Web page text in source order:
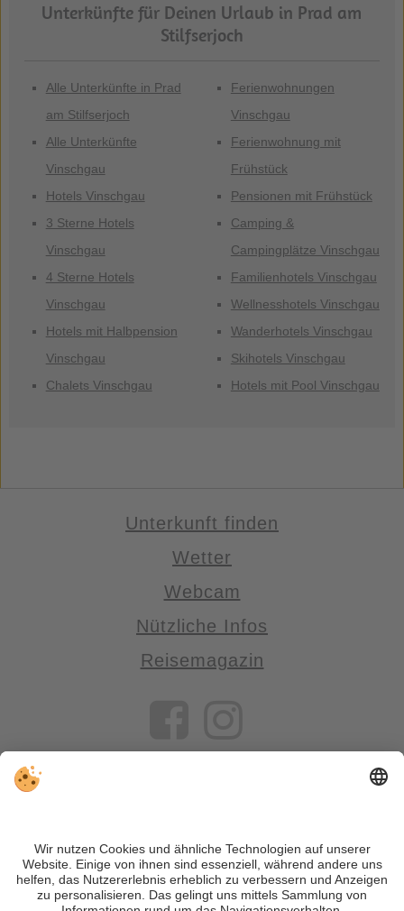
Unterkünfte für Deinen Urlaub in Prad am
Stilfserjoch
Alle Unterkünfte in Prad
am Stilfserjoch
Alle Unterkünfte
Vinschgau
Hotels Vinschgau
3 Sterne Hotels
Vinschgau
4 Sterne Hotels
Vinschgau
Hotels mit Halbpension
Vinschgau
Chalets Vinschgau
Ferienwohnungen
Vinschgau
Ferienwohnung mit
Frühstück
Pensionen mit Frühstück
Camping &
Campingplätze Vinschgau
Familienhotels Vinschgau
Wellnesshotels Vinschgau
Wanderhotels Vinschgau
Skihotels Vinschgau
Hotels mit Pool Vinschgau
Unterkunft finden
Wetter
Webcam
Nützliche Infos
Reisemagazin
VIVOSüdtirol ist das Reiseportal für alle, die Südtirol nicht nur
besuchen, sondern wirklich erleben wollen – inklusive Tipps,
tollen Unterkünften und Angeboten.